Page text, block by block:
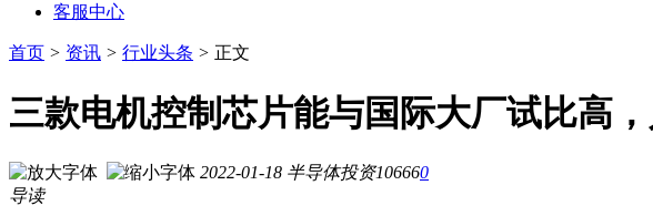
客服中心
首页 > 资讯 > 行业头条 > 正文
三款电机控制芯片能与国际大厂试比高
2022-01-18 半导体投资106660
导读